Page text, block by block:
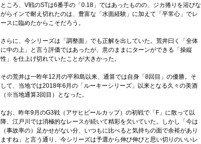
ところ、V戦のSTは6番手の「0.18」ではあったものの、ジカ捲りを浴びな
がらインで耐え切れたのは、豊富な「水面経験」に加えて「平常心」でレ
ースに臨めたからこそだろう。
さらに、今シリーズは「調整面」でも正解を出していた。荒井曰く「全体
に中の上」と言う評価ではあったが、意のままにターンができる「操縦
性」を仕上げ切れていたことが大きかった。
その荒井は一昨年12月の平和島以来、通算では自身「8回目」の優勝。そ
して、当地では2018年6月の「ルーキーシリーズ」以来となる久々の美酒
（※当地通算3回目）となった。
なお、昨年9月のG3戦（アサヒビールカップ）の初戦で「F」に散って以
降、江戸川では消極的なレースが続いて精彩を欠いていた。しかし「今は
（事故率の）足かせがない分、いつもに比べると気持ちの面で余裕があり
ますね」と言う通り、今シリーズは予選から伸び伸びと思い切りのいいレ